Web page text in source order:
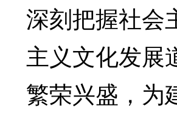
深刻把握社会
主义文化发展
繁荣兴盛，为